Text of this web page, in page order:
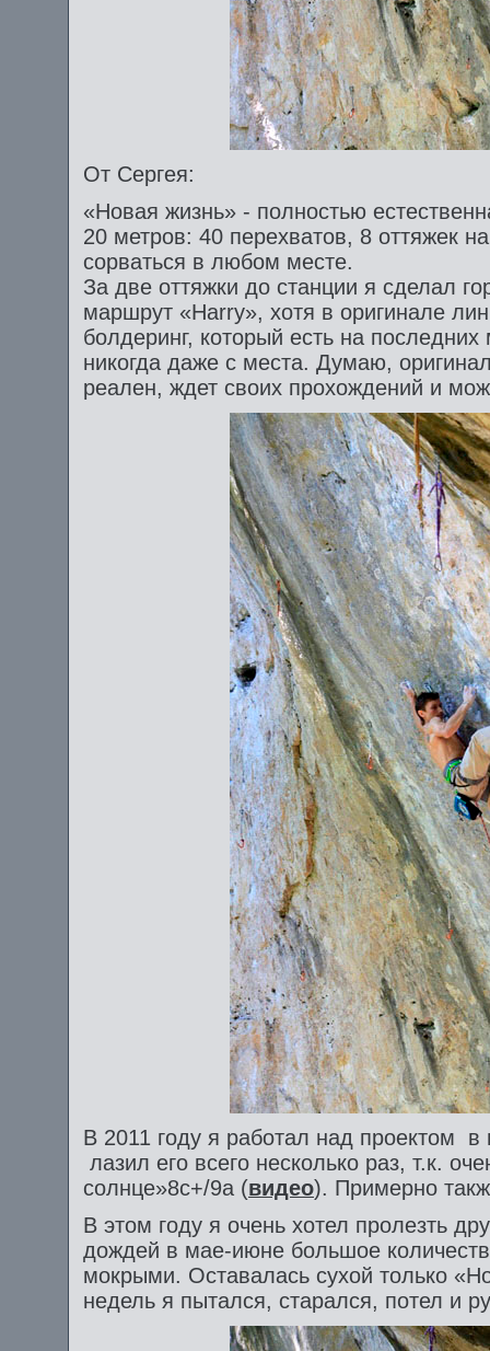
От Сергея:
«Новая жизнь» - полностью
20 метров: 40 перехватов, 8 оттяжек
сорваться в любом месте.
За две оттяжки до станции я сделал
маршрут «Harry», хотя в оригинале
болдеринг, который есть на
никогда даже с места. Думаю,
реален, ждет своих прохождений и
В 2011 году я работал над проектом
лазил его всего несколько раз, т.к.
солнце»8с+/9a (видео). Примерно
В этом году я очень хотел пролезть
дождей в мае-июне большое
мокрыми. Оставалась сухой только
недель я пытался, старался, потел и